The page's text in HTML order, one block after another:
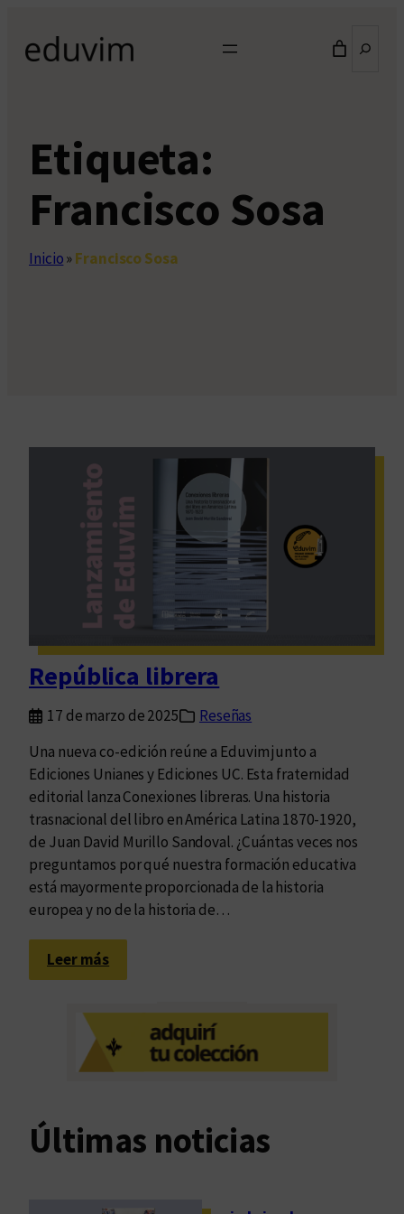
contenido
Etiqueta:
Francisco Sosa
Inicio»Francisco Sosa
República librera
17 de marzo de 2025
Reseñas
Una nueva co-edición reúne a Eduvim junto a
Ediciones Unianes y Ediciones UC. Esta fraternidad
editorial lanza Conexiones libreras. Una historia
trasnacional del libro en América Latina 1870-1920,
de Juan David Murillo Sandoval. ¿Cuántas veces nos
preguntamos por qué nuestra formación educativa
está mayormente proporcionada de la historia
europea y no de la historia de…
Leer más:
R
ú
b
c
i
Últimas noticias